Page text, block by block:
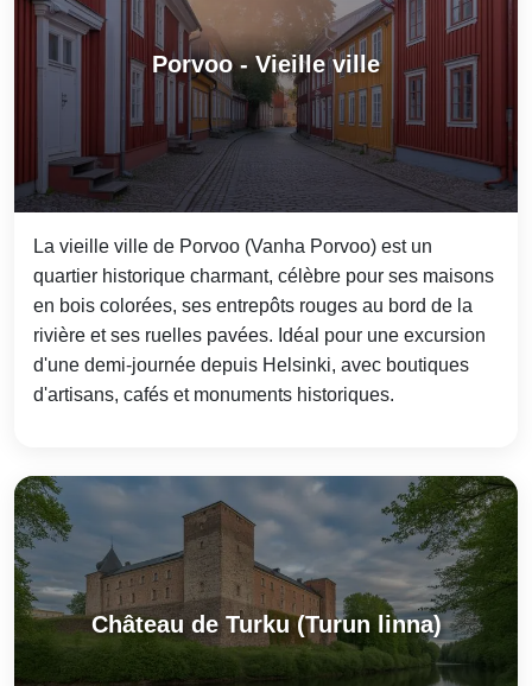
Porvoo - Vieille ville
La vieille ville de Porvoo (Vanha Porvoo) est un
quartier historique charmant, célèbre pour ses maisons
en bois colorées, ses entrepôts rouges au bord de la
rivière et ses ruelles pavées. Idéal pour une excursion
d'une demi-journée depuis Helsinki, avec boutiques
d'artisans, cafés et monuments historiques.
Château de Turku (Turun linna)